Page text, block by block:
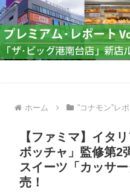
ホーム ”コナモン”レ
【ファミマ】イタ
ボッチャ」監修第2
スイーツ「カッサ
売！